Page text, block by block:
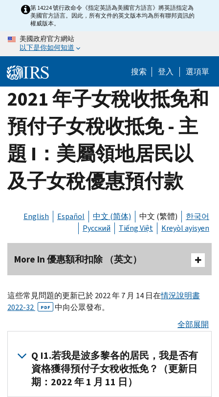
content
第 14224 號行政命令《指定英語為美國官方語言》將英語指定為
美國官方語言。因此，所有文件的英文版本均為所有聯邦資訊的
權威版本。
美國政府官方網站
以下是你如何知道
搜索 登入 選項單
2021 年子女稅收抵免和
預付子女稅收抵免 - 主
題 I：美屬領地居民以
及子女稅優惠預付款
English Español 中文 (简体) 中文 (繁體)
한국어
Русский
Tiếng Việt Kreyòl ayisyen
More In 優惠額和扣除 （英文）
這些常見問題的更新已於 2022 年 7 月 14 日在情況說明書
2022-32
PDF
中向公眾發布。
全部展開
Q I1.若我是波多黎各的居民，我是否有
資格獲得預付子女稅收抵免？（更新日
期：2022 年 1 月 11 日）